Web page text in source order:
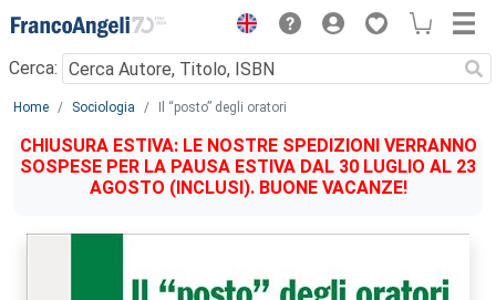
Menu
Cerca:
Main content
Home Sociologia Il “posto” degli oratori
CHIUSURA ESTIVA: LE NOSTRE SPEDIZIONI VERRANNO
SOSPESE PER LA PAUSA ESTIVA DAL 30 LUGLIO AL 23
AGOSTO (INCLUSI). BUONE VACANZE!